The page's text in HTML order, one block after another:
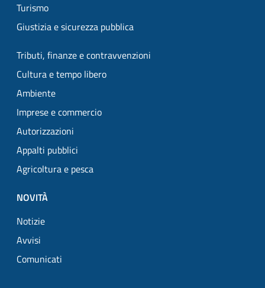
Turismo
Giustizia e sicurezza pubblica
Tributi, finanze e contravvenzioni
Cultura e tempo libero
Ambiente
Imprese e commercio
Autorizzazioni
Appalti pubblici
Agricoltura e pesca
NOVITÀ
Notizie
Avvisi
Comunicati